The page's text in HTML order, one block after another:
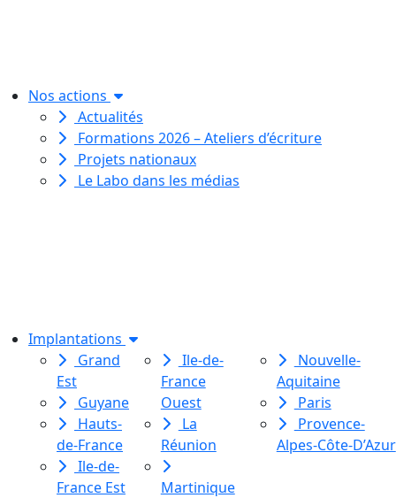
Nos actions
Actualités
Formations 2026 – Ateliers d’écriture
Projets nationaux
Le Labo dans les médias
Implantations
Grand
Est
Guyane
Hauts-
de-France
Ile-de-
France Est
Ile-de-
France
Ouest
La
Réunion
Martinique
Nouvelle-
Aquitaine
Paris
Provence-
Alpes-Côte-D’Azur